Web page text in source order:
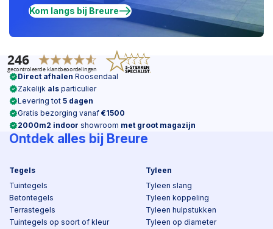
Kom langs bij Breure
Direct afhalen Roosendaal
Zakelijk als particulier
Levering tot 5 dagen
Gratis bezorging vanaf €1500
2000m2 indoor showroom met groot magazijn
Ontdek alles bij Breure
Tegels
Tuintegels
Betontegels
Terrastegels
Tuintegels op soort of kleur
Tyleen
Tyleen slang
Tyleen koppeling
Tyleen hulpstukken
Tyleen op diameter